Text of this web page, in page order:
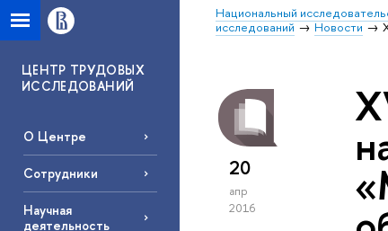
Национальный
исследований
Новости
ЦЕНТР ТРУДОВЫХ
ИССЛЕДОВАНИЙ
О Центре
Сотрудники
Научная
деятельность
20
апр
2016